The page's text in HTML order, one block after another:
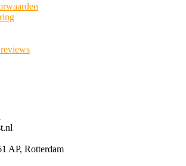
AP, Rotterdam